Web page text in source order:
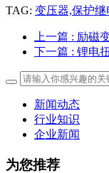
TAG: 变压器,保护
上一篇 : 励磁
下一篇 : 锂电
新闻动态
行业知识
企业新闻
为您推荐